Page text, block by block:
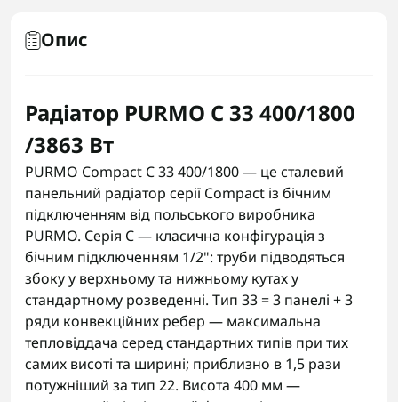
Опис
Радіатор PURMO C 33 400/1800
/3863 Вт
PURMO Compact C 33 400/1800 — це сталевий
панельний радіатор серії Compact із бічним
підключенням від польського виробника
PURMO. Серія C — класична конфігурація з
бічним підключенням 1/2": труби підводяться
збоку у верхньому та нижньому кутах у
стандартному розведенні. Тип 33 = 3 панелі + 3
ряди конвекційних ребер — максимальна
тепловіддача серед стандартних типів при тих
самих висоті та ширині; приблизно в 1,5 рази
потужніший за тип 22. Висота 400 мм —